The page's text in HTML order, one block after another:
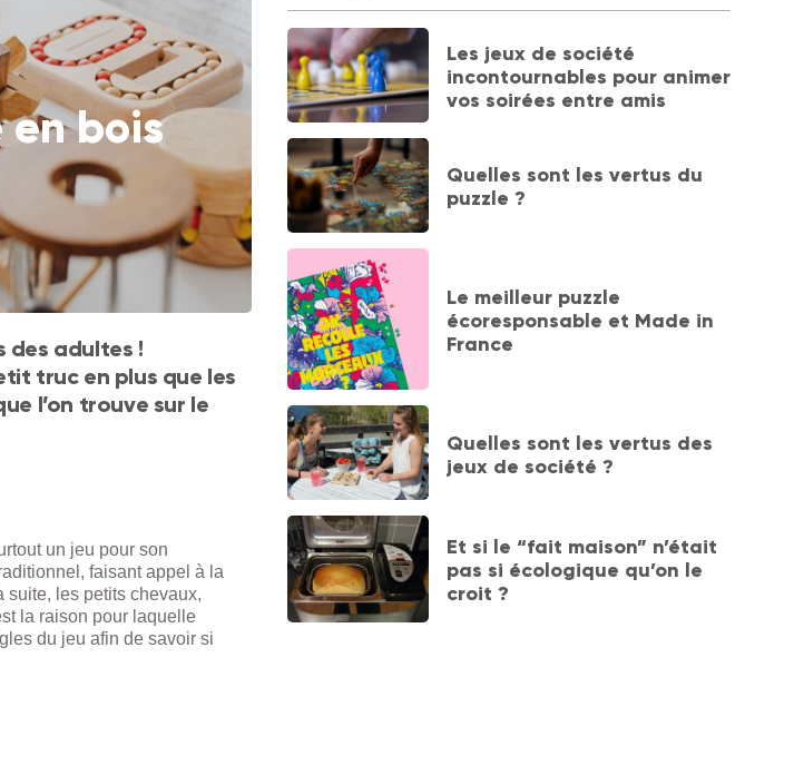
en bois
des adultes !
truc en plus que les
l’on trouve sur le
un jeu pour son
faisant appel à la
suite, les petits chevaux,
la raison pour laquelle
du jeu afin de savoir si
Les jeux de société
incontournables pour animer
vos soirées entre amis
Quelles sont les vertus du
puzzle ?
Le meilleur puzzle
écoresponsable et Made in
France
Quelles sont les vertus des
jeux de société ?
Et si le “fait maison” n’était
pas si écologique qu’on le
croit ?